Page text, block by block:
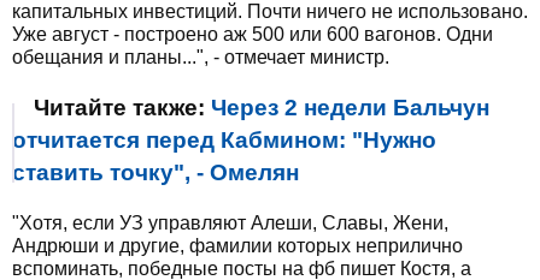
капитальных инвестиций. Почти ничего не использовано.
Уже август - построено аж 500 или 600 вагонов. Одни
обещания и планы...", - отмечает министр.
Читайте также: Через 2 недели Бальчун
отчитается перед Кабмином: "Нужно
ставить точку", - Омелян
"Хотя, если УЗ управляют Алеши, Славы, Жени,
Андрюши и другие, фамилии которых неприлично
вспоминать, победные посты на фб пишет Костя, а